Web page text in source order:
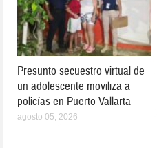
Presunto secuestro virtual de
un adolescente moviliza a
policías en Puerto Vallarta
agosto 05, 2026